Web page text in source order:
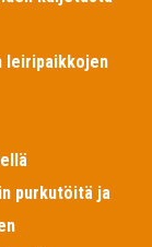
leiripaikkojen
purkutöitä ja